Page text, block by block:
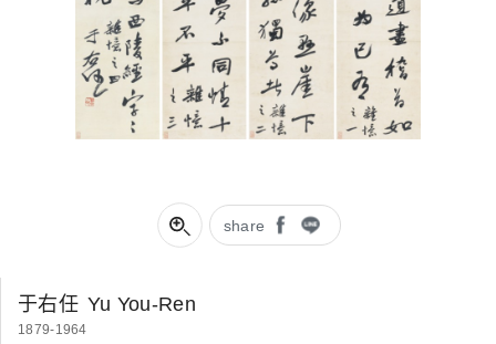
share
于右任 Yu You-Ren
1879-1964